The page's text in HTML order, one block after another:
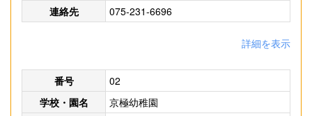
連絡先 075-231-6696
詳細を表示
番号
02
学校・園名
京極幼稚園